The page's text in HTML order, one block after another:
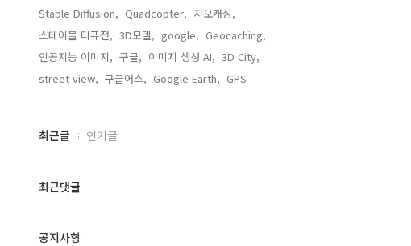
Stable Diffusion, Quadcopter, 지오캐싱,
스테이블 디퓨전, 3D모델, google, Geocaching,
인공지능 이미지, 구글, 이미지 생성 AI, 3D City,
street view, 구글어스, Google Earth, GPS,
최
과
글
최근글 인기글
최근댓글
공지사항